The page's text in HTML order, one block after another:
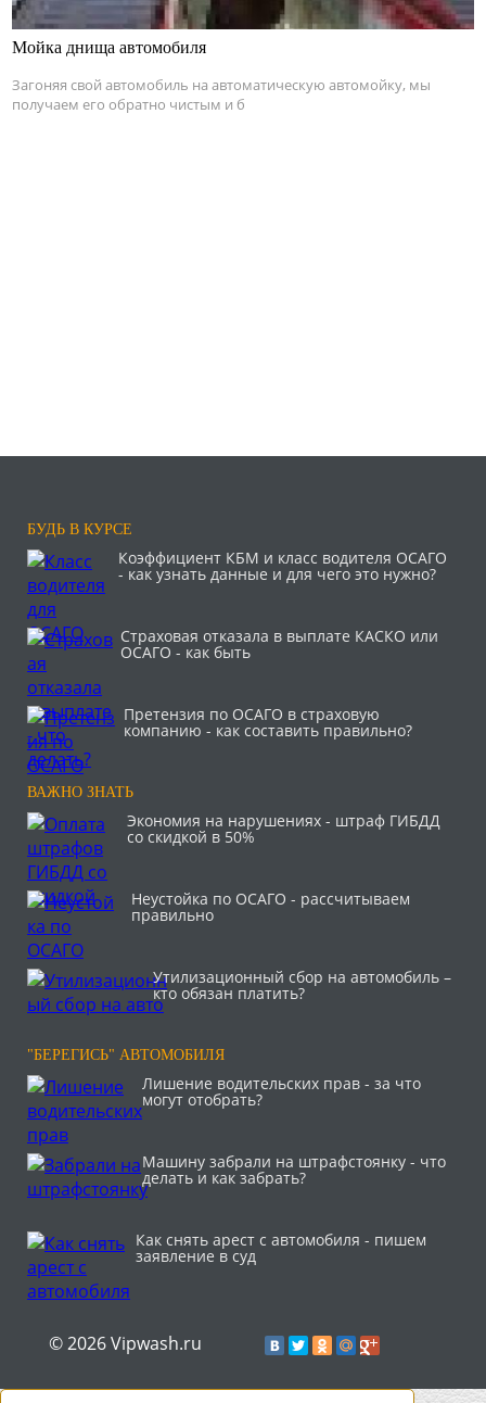
Мойка днища автомобиля
Загоняя свой автомобиль на автоматическую автомойку, мы
получаем его обратно чистым и б
БУДЬ В КУРСЕ
Коэффициент КБМ и класс водителя ОСАГО
- как узнать данные и для чего это нужно?
Страховая отказала в выплате КАСКО или
ОСАГО - как быть
Претензия по ОСАГО в страховую
компанию - как составить правильно?
ВАЖНО ЗНАТЬ
Экономия на нарушениях - штраф ГИБДД
со скидкой в 50%
Неустойка по ОСАГО - рассчитываем
правильно
Утилизационный сбор на автомобиль –
кто обязан платить?
"БЕРЕГИСЬ" АВТОМОБИЛЯ
Лишение водительских прав - за что
могут отобрать?
Машину забрали на штрафстоянку - что
делать и как забрать?
Как снять арест с автомобиля - пишем
заявление в суд
© 2026 Vipwash.ru